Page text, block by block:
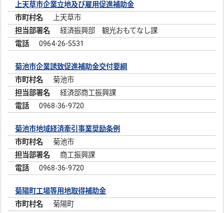
上天草市企業立地及び雇用促進補助金
上天草市
経済振興部 観光おもてなし課
0964-26-5531
菊池市企業誘致促進補助金交付要綱
菊池市
経済部商工振興課
0968-36-9720
菊池市地域経済牽引事業奨励条例
菊池市
商工振興課
0968-36-9720
菊陽町工場等用地取得補助金
菊陽町